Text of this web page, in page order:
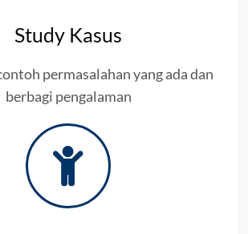
Study Kasus
permasalahan yang ada dan
berbagi pengalaman